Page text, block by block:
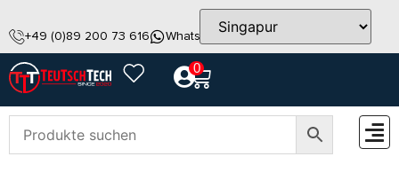
+49 (0)89 200 73 616 WhatsApp info@teutschtech.com
0